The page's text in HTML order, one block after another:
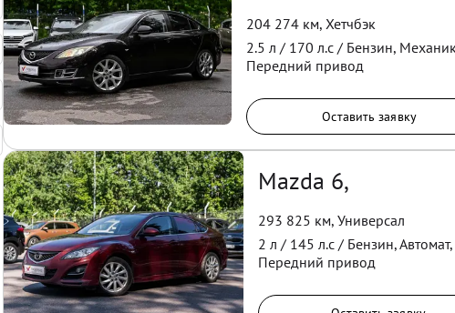
204 274 км, Хетчбэк
2.5 л / 170 л.с / Бензин,
Передний привод
Оставить заявку
Mazda 6,
293 825 км, Универсал
2 л / 145 л.с / Бензин,Автомат,
Передний привод